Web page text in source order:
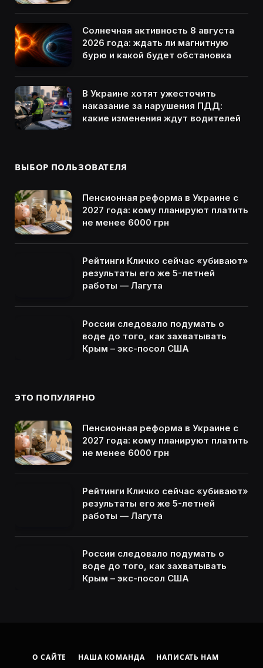
Солнечная активность 8 августа
2026 года: ждать ли магнитную
бурю и какой будет обстановка
В Украине хотят ужесточить
наказание за нарушения ПДД:
какие изменения ждут водителей
ВЫБОР ПОЛЬЗОВАТЕЛЯ
Пенсионная реформа в Украине с
2027 года: кому планируют платить
не менее 6000 грн
Рейтинги Кличко сейчас «убивают»
результаты его же 5-летней
работы — Лагута
России следовало подумать о
воде до того, как захватывать
Крым – экс-посол США
ЭТО ПОПУЛЯРНО
Пенсионная реформа в Украине с
2027 года: кому планируют платить
не менее 6000 грн
Рейтинги Кличко сейчас «убивают»
результаты его же 5-летней
работы — Лагута
России следовало подумать о
воде до того, как захватывать
Крым – экс-посол США
О САЙТЕ НАША КОМАНДА НАПИСАТЬ НАМ